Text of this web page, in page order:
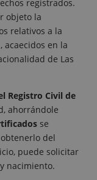
registrados.
objeto la
relativos a la
acaecidos en la
de Las
Registro Civil de
ahorrándole
se
del
puede solicitar
nacimiento.